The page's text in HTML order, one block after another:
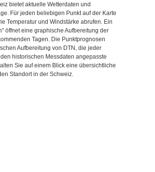
bietet aktuelle Wetterdaten und
Für jeden beliebigen Punkt auf der Karte
Temperatur und Windstärke abrufen. Ein
öffnet eine graphische Aufbereitung der
Tagen. Die Punktprognosen
Aufbereitung von DTN, die jeder
historischen Messdaten angepasste
Sie auf einem Blick eine übersichtliche
Standort in der Schweiz.